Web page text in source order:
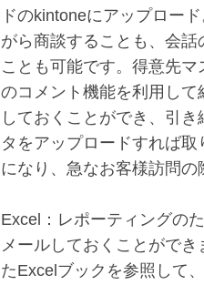
ドのkintoneにアップロー
がら商談することも、会
ことも可能です。得意先
のコメント機能を利用し
しておくことができ、引
タをアップロードすれば
になり、急なお客様訪問の
Excel：レポーティングの
メールしておくことがで
たExcelブックを参照して